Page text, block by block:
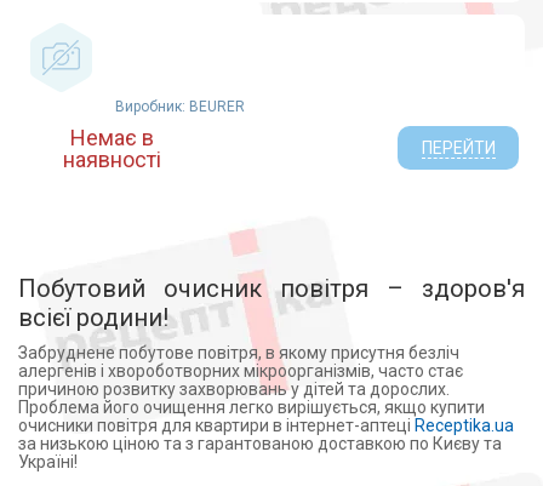
Виробник: BEURER
Немає в
наявності
ПЕРЕЙТИ
Побутовий очисник повітря – здоров'я
всієї родини!
Забруднене побутове повітря, в якому присутня безліч
алергенів і хвороботворних мікроорганізмів, часто стає
причиною розвитку захворювань у дітей та дорослих.
Проблема його очищення легко вирішується, якщо купити
очисники повітря для квартири в інтернет-аптеці Receptika.ua
за низькою ціною та з гарантованою доставкою по Києву та
Україні!